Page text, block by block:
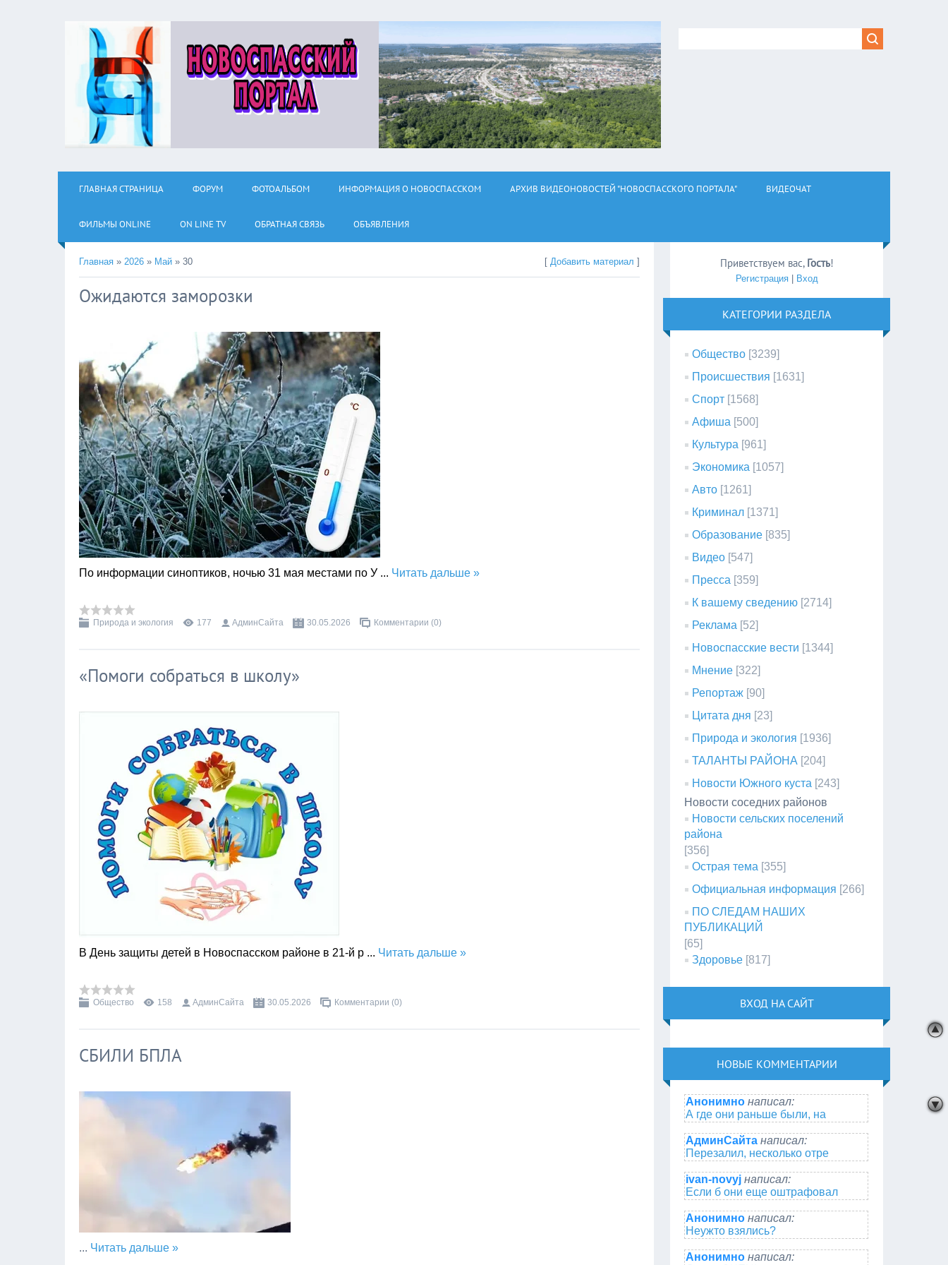
ГЛАВНАЯ СТРАНИЦА ФОРУМ ФОТОАЛЬБОМ ИНФОРМАЦИЯ О НОВОСПАССКОМ АРХИВ ВИДЕОНОВОСТЕЙ "НОВОСПАССКОГО ПОРТАЛА" ВИДЕОЧАТ
ФИЛЬМЫ ОNLINE ON LINE TV ОБРАТНАЯ СВЯЗЬ ОБЪЯВЛЕНИЯ
Главная » 2026 » Май » 30 [Добавить материал ]
Ожидаются заморозки
По информации синоптиков, ночью 31 мая местами по У ... Читать дальше »
Природа и экология 177 АдминСайта 30.05.2026 Комментарии (0)
«Помоги собраться в школу»
В День защиты детей в Новоспасском районе в 21-й р ... Читать дальше »
Общество 158 АдминСайта 30.05.2026 Комментарии (0)
СБИЛИ БПЛА
... Читать дальше »
Приветствуем вас, Гость!
Регистрация| Вход
КАТЕГОРИИ РАЗДЕЛА
Общество [3239]
Происшествия [1631]
Спорт [1568]
Афиша [500]
Культура [961]
Экономика [1057]
Авто [1261]
Криминал [1371]
Образование [835]
Видео [547]
Пресса [359]
К вашему сведению [2714]
Реклама [52]
Новоспасские вести [1344]
Мнение [322]
Репортаж [90]
Цитата дня [23]
Природа и экология [1936]
ТАЛАНТЫ РАЙОНА [204]
Новости Южного куста [243]
Новости соседних районов
Новости сельских поселений
района
[356]
Острая тема [355]
Официальная информация [266]
ПО СЛЕДАМ НАШИХ
ПУБЛИКАЦИЙ
[65]
Здоровье [817]
ВХОД НА САЙТ
НОВЫЕ КОММЕНТАРИИ
Анонимно написал:
А где они раньше были, на
АдминСайта написал:
Перезалил, несколько отре
ivan-novyj написал:
Если б они еще оштрафовал
Анонимно написал:
Неужто взялись?
Анонимно написал: